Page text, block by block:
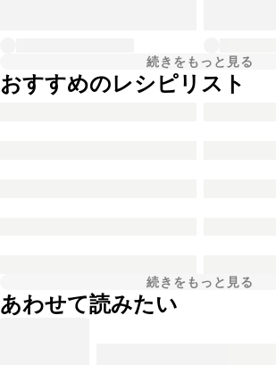
続きをもっと見る
おすすめのレシピリスト
続きをもっと見る
あわせて読みたい